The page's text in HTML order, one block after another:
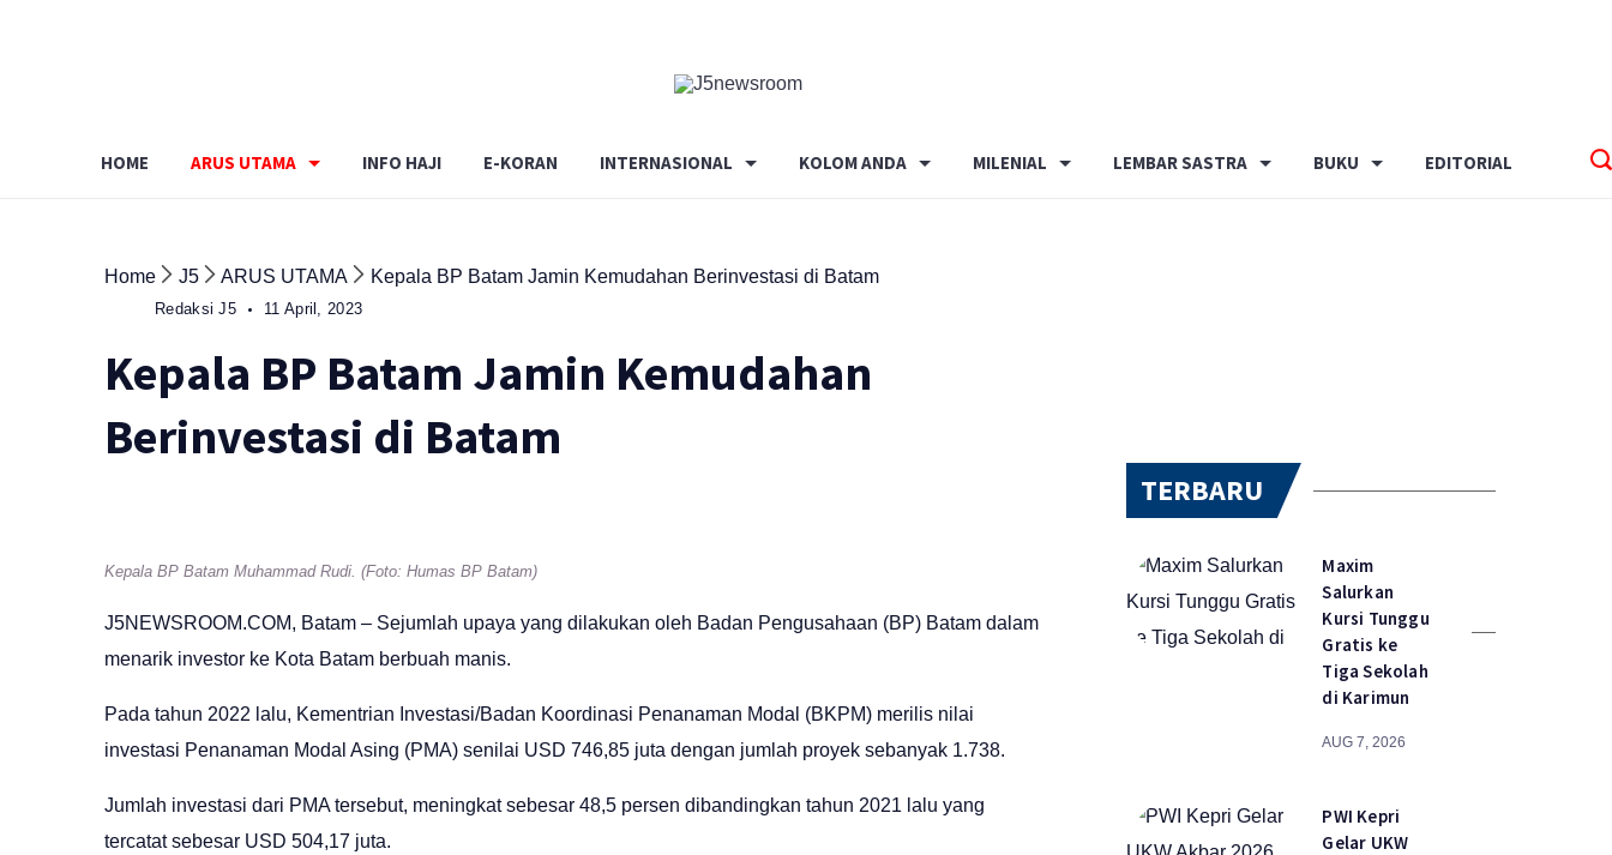
Pers
✔️
HOME ARUS UTAMA INFO HAJI E-KORAN INTERNASIONAL KOLOM ANDA MILENIAL LEMBAR SASTRA BUKU EDITORIAL
Home J5 ARUS UTAMA Kepala BP Batam Jamin Kemudahan Berinvestasi di Batam
Redaksi J5 11 April, 2023
Kepala BP Batam Jamin Kemudahan
Berinvestasi di Batam
Kepala BP Batam Muhammad Rudi. (Foto: Humas BP Batam)
J5NEWSROOM.COM, Batam – Sejumlah upaya yang dilakukan oleh Badan Pengusahaan (BP) Batam dalam
menarik investor ke Kota Batam berbuah manis.
Pada tahun 2022 lalu, Kementrian Investasi/Badan Koordinasi Penanaman Modal (BKPM) merilis nilai
investasi Penanaman Modal Asing (PMA) senilai USD 746,85 juta dengan jumlah proyek sebanyak 1.738.
Jumlah investasi dari PMA tersebut, meningkat sebesar 48,5 persen dibandingkan tahun 2021 lalu yang
tercatat sebesar USD 504,17 juta.
TERBARU
Maxim
Salurkan
Kursi Tunggu
Gratis ke
Tiga Sekolah
di Karimun
AUG 7, 2026
PWI Kepri
Gelar UKW